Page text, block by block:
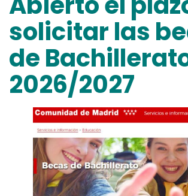
solicitar las
de
2026/2027